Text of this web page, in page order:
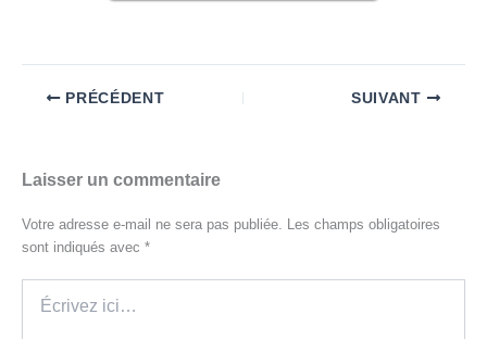
PRÉCÉDENT SUIVANT
Laisser un commentaire
Votre adresse e-mail ne sera pas publiée. Les champs obligatoires
sont indiqués avec *
ici…